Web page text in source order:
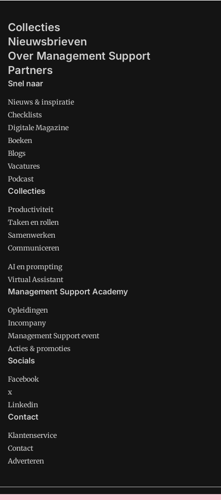
Collecties
Nieuwsbrieven
Over Management Support
Partners
Snel naar
Nieuws & inspiratie
Checklists
Digitale Magazine
Boeken
Blogs
Vacatures
Podcast
Collecties
Productiviteit
Taken en rollen
Samenwerken
Communiceren
AI en prompting
Virtual Assistant
Management Support Academy
Opleidingen
Incompany
Management Support event
Acties & promoties
Socials
Facebook
x
Linkedin
Contact
Klantenservice
Contact
Adverteren